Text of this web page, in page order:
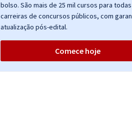
bolso. São mais de 25 mil cursos para
carreiras de concursos públicos, com
atualização pós-edital.
Comece hoje